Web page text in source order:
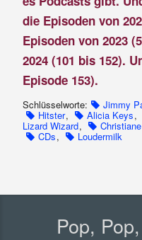
die Episoden von
Episoden von 2023
2024 (101 bis 152).
Episode 153).
Schlüsselworte: Jimmy
Hitster, Alicia Keys,
Lizard Wizard,
CDs, Loudermilk
Pop,